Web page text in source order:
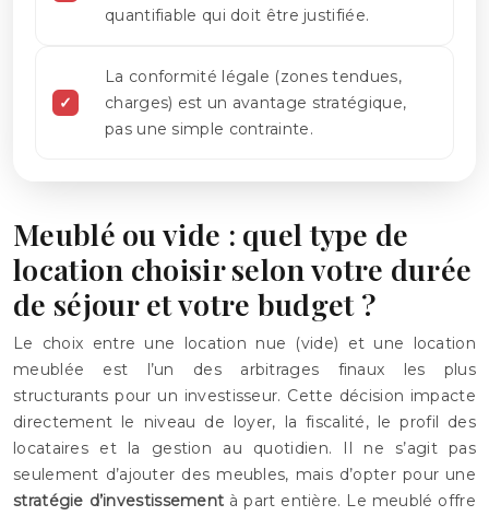
quantifiable qui doit être justifiée.
La conformité légale (zones tendues,
charges) est un avantage stratégique,
pas une simple contrainte.
Meublé ou vide : quel type de
location choisir selon votre durée
de séjour et votre budget ?
Le choix entre une location nue (vide) et une location
meublée est l’un des arbitrages finaux les plus
structurants pour un investisseur. Cette décision impacte
directement le niveau de loyer, la fiscalité, le profil des
locataires et la gestion au quotidien. Il ne s’agit pas
seulement d’ajouter des meubles, mais d’opter pour une
stratégie d’investissement à part entière. Le meublé offre